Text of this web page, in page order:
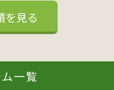
を見る
一覧